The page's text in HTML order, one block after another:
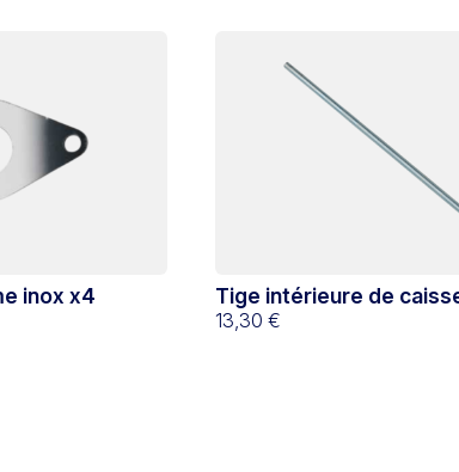
inox x4 Tige intérieure de
13,30 €